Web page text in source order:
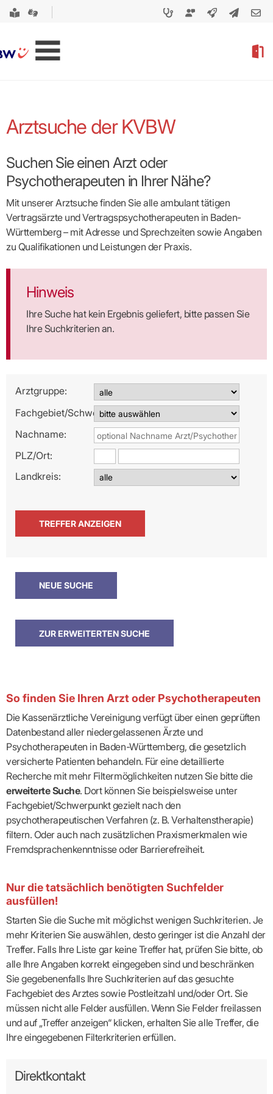
Arztsuche der KVBW
Suchen Sie einen Arzt oder
Psychotherapeuten in Ihrer Nähe?
Mit unserer Arztsuche finden Sie alle ambulant tätigen
Vertragsärzte und Vertragspsycho­therapeuten in Baden-
Württemberg – mit Adresse und Sprechzeiten sowie Angaben
zu Qualifikationen und Leistungen der Praxis.
Hinweis
Ihre Suche hat kein Ergebnis geliefert, bitte passen Sie
Ihre Suchkriterien an.
Arztgruppe:
Fachgebiet/Schwerpunkt:
Nachname:
PLZ/Ort:
Landkreis:
So finden Sie Ihren Arzt oder Psychotherapeuten
Die Kassenärztliche Vereinigung verfügt über einen geprüften
Datenbestand aller niedergelassenen Ärzte und
Psychotherapeuten in Baden-Württemberg, die gesetzlich
versicherte Patienten behandeln. Für eine detaillierte
Recherche mit mehr Filtermöglichkeiten nutzen Sie bitte die
erweiterte Suche. Dort können Sie beispielsweise unter
Fachgebiet/Schwerpunkt gezielt nach den
psychotherapeutischen Verfahren (z. B. Verhaltenstherapie)
filtern. Oder auch nach zusätzlichen Praxismerkmalen wie
Fremdsprachenkenntnisse oder Barrierefreiheit.
Nur die tatsächlich benötigten Suchfelder
ausfüllen!
Starten Sie die Suche mit möglichst wenigen Suchkriterien. Je
mehr Kriterien Sie auswählen, desto geringer ist die Anzahl der
Treffer. Falls Ihre Liste gar keine Treffer hat, prüfen Sie bitte, ob
alle Ihre Angaben korrekt eingegeben sind und beschränken
Sie gegebenenfalls Ihre Suchkriterien auf das gesuchte
Fachgebiet des Arztes sowie Postleitzahl und/oder Ort. Sie
müssen nicht alle Felder ausfüllen. Wenn Sie Felder freilassen
und auf „Treffer anzeigen“ klicken, erhalten Sie alle Treffer, die
Ihre eingegebenen Filterkriterien erfüllen.
Direktkontakt